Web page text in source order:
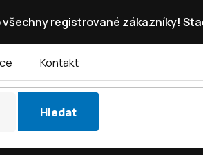
všechny registrované zákazníky!
Kontakt
Hledat